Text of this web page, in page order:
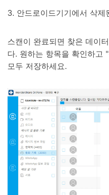
3. 안드로이드기기에서 삭
스캔이 완료되면 찾은 데이
다. 원하는 항목을 확인하고
모두 저장하세요.